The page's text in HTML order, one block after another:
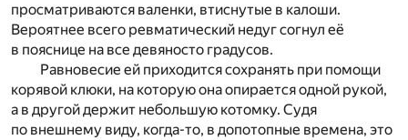
просматриваются валенки, втиснутые в калоши.
Вероятнее всего ревматический недуг согнул её
в пояснице на все девяносто градусов.
Равновесие ей приходится сохранять при помощи
корявой клюки, на которую она опирается одной рукой,
а в другой держит небольшую котомку. Судя
по внешнему виду, когда-то, в допотопные времена, это